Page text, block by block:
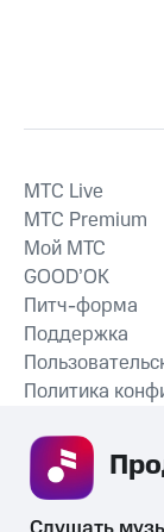
MTС Live
MTС Premium
Мой МТС
GOOD’OK
Питч-форма
Поддержка
Политика